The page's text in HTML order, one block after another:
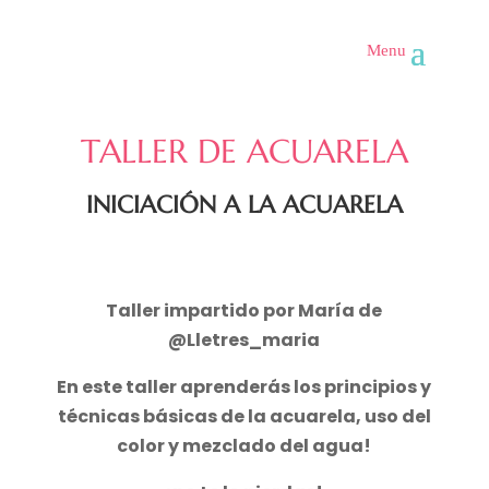
TALLER DE ACUARELA
INICIACIÓN A LA ACUARELA
Taller impartido por María de
@Lletres_maria
En este taller aprenderás los principios y
técnicas básicas de la acuarela, uso del
color y mezclado del agua!